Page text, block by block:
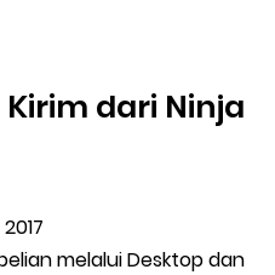
dari Ninja
melalui Desktop dan